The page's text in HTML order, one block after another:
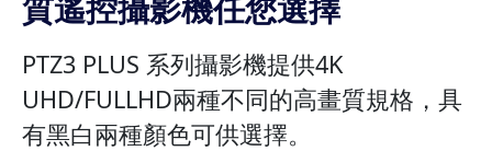
PTZ3 PLUS 系列攝影機提供4K
UHD/FULLHD兩種不同的高畫質規格，具
有黑白兩種顏色可供選擇。